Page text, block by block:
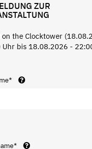
ZUR
on the Clocktower
Uhr bis 18.08.2026 -